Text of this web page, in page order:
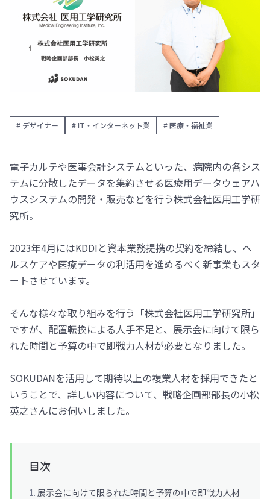
# デザイナー # IT・インターネット業 # 医療・福祉業
電子カルテや医事会計システムといった、病院内の各シス
テムに分散したデータを集約させる医療用データウェアハ
ウスシステムの開発・販売などを行う株式会社医用工学研
究所。
2023年4月にはKDDIと資本業務提携の契約を締結し、ヘ
ルスケアや医療データの利活用を進めるべく新事業もスタ
ートさせています。
そんな様々な取り組みを行う「株式会社医用工学研究所」
ですが、配置転換による人手不足と、展示会に向けて限ら
れた時間と予算の中で即戦力人材が必要となりました。
SOKUDANを活用して期待以上の複業人材を採用できたと
いうことで、詳しい内容について、戦略企画部部長の小松
英之さんにお伺いしました。
目次
展示会に向けて限られた時間と予算の中で即戦力人材